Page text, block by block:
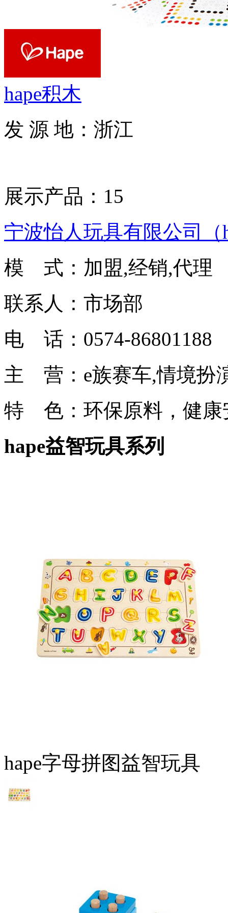
hape积木
发 源 地：浙江
展示产品：15
宁波怡人玩具有限公司（
模 式：加盟,经销,代理
联系人：市场部
电 话：0574-86801188
主 营：e族赛车,情境扮
特 色：环保原料，健康
hape益智玩具系列
hape字母拼图益智玩具